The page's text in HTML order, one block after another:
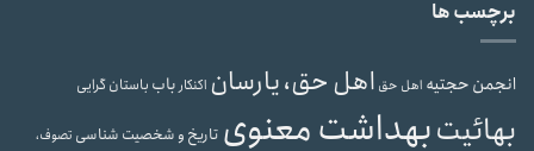
برچسب ها
انجمن حجتیه اهل حق اهل حق، یارسان اکنکارباب باستان گرایی
بهائیتبهداشت معنوی تاریخ و شخصیت شناسی تصوف،